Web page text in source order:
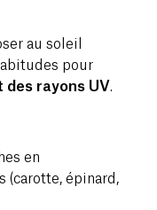
au soleil
pour
rayons UV.
en
(carotte, épinard,